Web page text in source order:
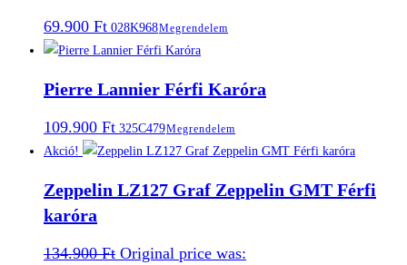
69.900 Ft 028K968Megrendelem
Pierre Lannier Férfi Karóra
109.900 Ft 325C479Megrendelem
Akció!
Zeppelin LZ127 Graf Zeppelin GMT Férfi
karóra
134.900Ft Original price was: